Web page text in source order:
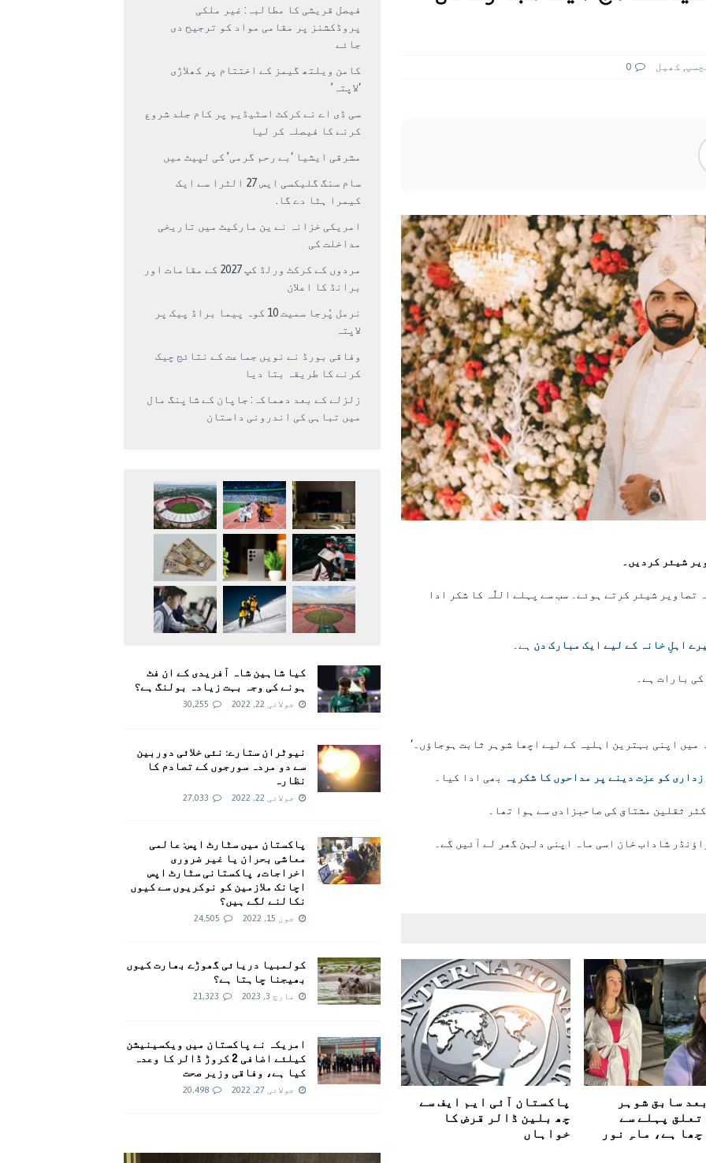
غیر ملکی پروڈکشنز پر مقامی مواد کو ترجیح دی جائے
, کھيل 0
شیئر کردیں۔
تصاویر شیئر کرتے ہوئے۔ سب سے پہلے اللّٰہ کا شکر ادا
اہلِ خانہ کے لیے ایک مبارک دن ہے۔
بارات ہے۔
میں اپنی بہترین اہلیہ کے لیے اچھا شوہر ثابت ہوجاؤں۔‘
کو عزت دینے پر مداحوں کا شکریہ بھی ادا کیا۔
ثقلین مشتاق کی صاحبزادی سے ہوا تھا۔
شاداب خان اسی ماہ اپنی دلہن گھر لے آئیں گے۔
سابق شوہر
پہلے سے
ہے، ماہِ نور
پاکستان آئی ایم ایف سے
چھ بلین ڈالر قرض کا
خواہاں
فیصل قریشی کا مطالبہ: غیر ملکی
پروڈکشنز پر مقامی مواد کو ترجیح دی
جائے
کامن ویلتھ گیمز کے اختتام پر کھلاڑی
‘لاپتہ’
سی ڈی اے نے کرکٹ اسٹیڈیم پر کام جلد شروع
کرنے کا فیصلہ کر لیا
مشرقی ایشیا ‘بے رحم گرمی’ کی لپیٹ میں
سام سنگ گلیکسی ایس 27 الٹرا سے ایک
کیمرا ہٹا دے گا.
امریکی خزانہ نے ین مارکیٹ میں تاریخی
مداخلت کی
مردوں کے کرکٹ ورلڈ کپ 2027 کے مقامات اور
برانڈ کا اعلان
نرمل پُرجا سمیت 10 کوہ پیما براڈ پیک پر
لاپتہ
وفاقی بورڈ نے نویں جماعت کے نتائج چیک
کرنے کا طریقہ بتا دیا
زلزلے کے بعد دھماکہ: جاپان کے شاپنگ مال
میں تباہی کی اندرونی داستان
کیا شاہین شاہ آفریدی کے ان فٹ
ہونے کی وجہ بہت زیادہ بولنگ ہے؟
جولائی 22, 2022 30,255
نیوٹران ستارے: نئی خلائی دوربین
سے دو مردہ سورجوں کے تصادم کا
نظارہ
جولائی 22, 2022 27,033
پاکستان میں سٹارٹ اپس: عالمی
معاشی بحران یا غیر ضروری
اخراجات، پاکستانی سٹارٹ اپس
اچانک ملازمین کو نوکریوں سے کیوں
نکالنے لگے ہیں؟
جون 15, 2022 24,505
کولمبیا دریائی گھوڑے بھارت کیوں
بھیجنا چاہتا ہے؟
مارچ 3, 2023 21,323
امريکہ نے پاکستان میں ویکسینیشن
کیلئے اضافی 2 کروڑ ڈالر کا وعدہ
کیا ہے، وفاقی وزیر صحت
جولائی 27, 2022 20,498